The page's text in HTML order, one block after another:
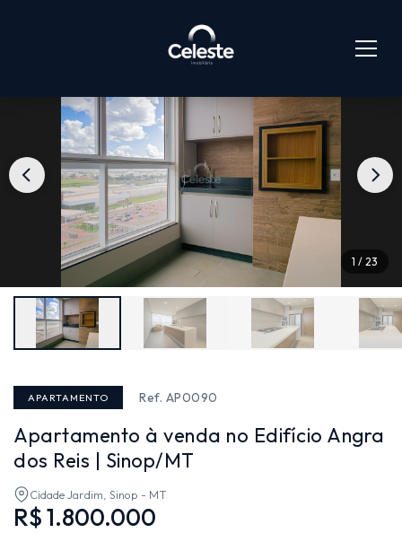
1 / 23
APARTAMENTO Ref. AP0090
Apartamento à venda no Edifício Angra
dos Reis | Sinop/MT
Cidade Jardim, Sinop - MT
R$ 1.800.000